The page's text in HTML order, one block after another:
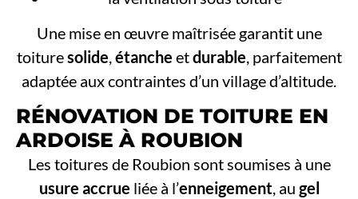
Une mise en œuvre maîtrisée garantit une
toituresolide,étanche etdurable, parfaitement
adaptée aux contraintes d’un village d’altitude.
RÉNOVATION DE TOITURE EN
ARDOISE À ROUBION
Les toitures de Roubion sont soumises à une
usure accrue liée à l’enneigement, au gel